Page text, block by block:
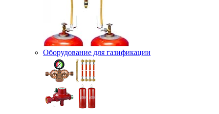
Оборудование для газификации